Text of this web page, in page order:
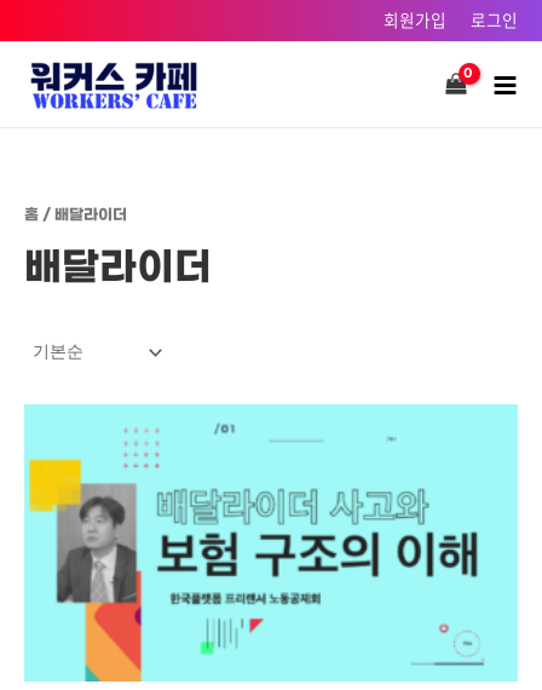
건너뛰기
회원가입 로그인
홈 / 배달라이더
배달라이더